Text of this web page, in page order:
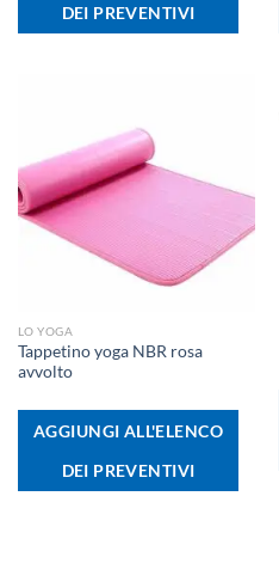
DEI PREVENTIVI
LO YOGA
Tappetino yoga NBR rosa
avvolto
AGGIUNGI ALL'ELENCO
DEI PREVENTIVI